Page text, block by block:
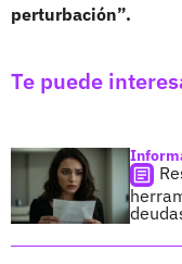
perturbación”.
Te puede